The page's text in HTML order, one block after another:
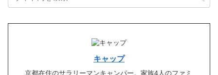
キャップ
京都在住のサラリーマンキャンパー。家族4人のファミ